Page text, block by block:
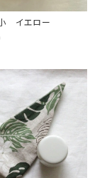
イエロー